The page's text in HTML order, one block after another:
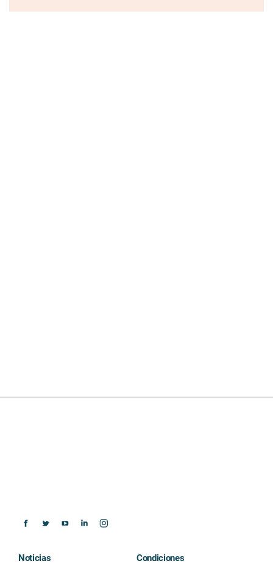
Noticias Condiciones